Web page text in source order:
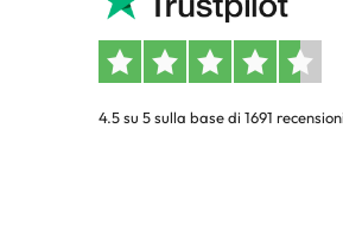
4.5 su 5 sulla base di 1691 recensioni